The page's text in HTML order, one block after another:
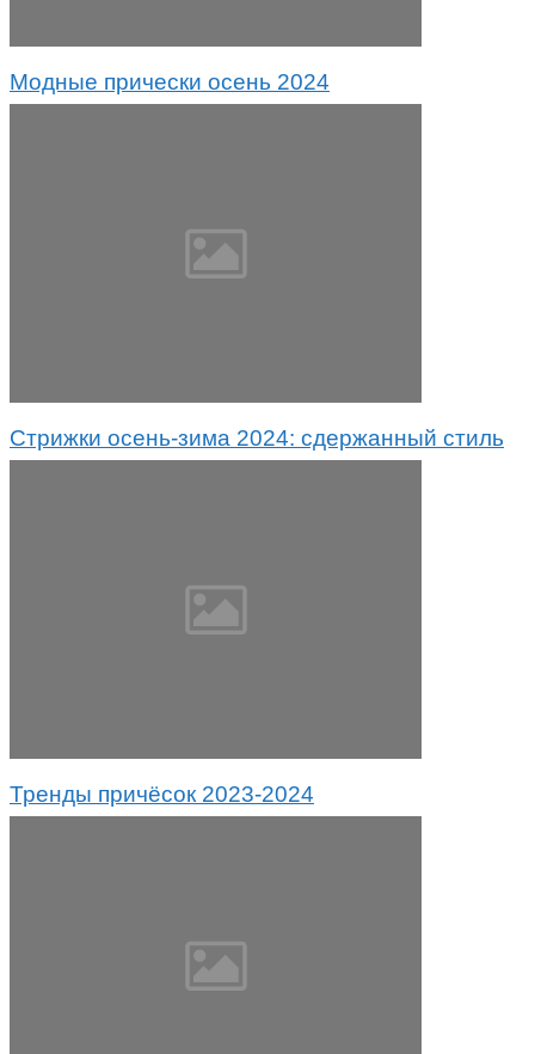
Модные прически осень 2024
Стрижки осень-зима 2024: сдержанный стиль
Тренды причёсок 2023-2024